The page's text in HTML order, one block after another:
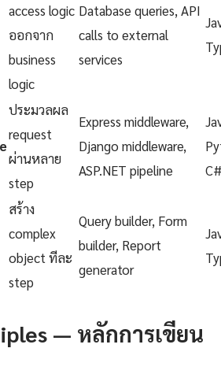
access logic
ออกจาก
business
logic
Database queries, API
calls to external
services
ประมวลผล
request
ผ่านหลาย
step
Express middleware,
Django middleware,
ASP.NET pipeline
สร้าง
complex
object ทีละ
step
Query builder, Form
builder, Report
generator
— หลักการเขียน